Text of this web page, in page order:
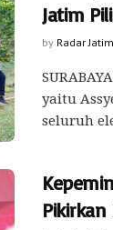
Jatim
by Radar Jatim
yaitu
seluruh
Pikirkan